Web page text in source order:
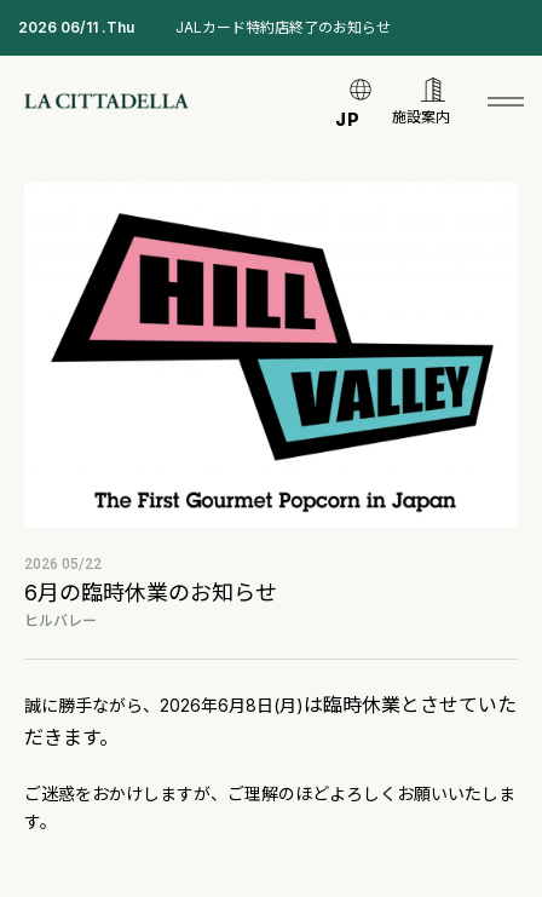
2026 06/11 .Thu JALカード特約店終了のお知らせ
JP 施設案内
2026 05/22
6月の臨時休業のお知らせ
ヒルバレー
誠に勝手ながら、2026年6月8日(月)は臨時休業とさせていた
だきます。
ご迷惑をおかけしますが、ご理解のほどよろしくお願いいたしま
す。